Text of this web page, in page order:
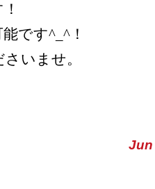
です^_^！
いませ。
Jun